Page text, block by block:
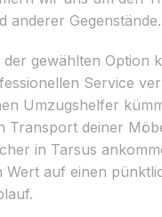
anderer Gegenstände.
gewählten Option
Service
Umzugshelfer
Transport deiner
in Tarsus
Wert auf einen